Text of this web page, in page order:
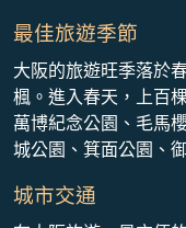
最佳旅遊季節
大阪的旅遊旺季落於
楓。進入春天，上百
萬博紀念公園、毛馬
城公園、箕面公園、
城市交通